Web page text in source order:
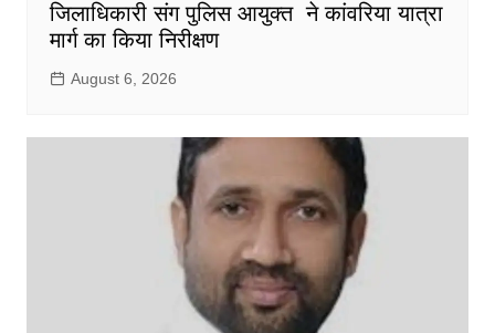
जिलाधिकारी संग पुलिस आयुक्त ने कांवरिया यात्रा
मार्ग का किया निरीक्षण
August 6, 2026